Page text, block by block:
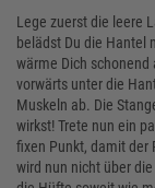
Lege zuerst die leere
belädst Du die Hantel
wärme Dich
vorwärts unter die
Muskeln ab. Die
wirkst! Trete nun ein
fixen Punkt, damit der
wird nun nicht über